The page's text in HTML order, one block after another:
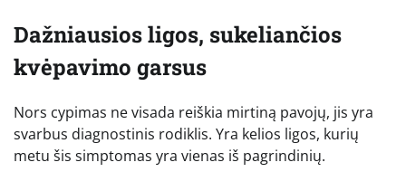
Dažniausios ligos, sukeliančios
kvėpavimo garsus
Nors cypimas ne visada reiškia mirtiną pavojų, jis yra
svarbus diagnostinis rodiklis. Yra kelios ligos, kurių
metu šis simptomas yra vienas iš pagrindinių.